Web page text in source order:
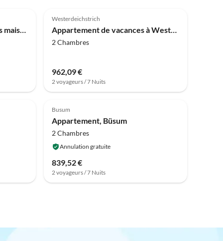
Maison de vacances 4 etoiles maison de vacances a FRIEDRICHKOOG
Westerdeichstrich
Appartement de vacances à Westerdeichstrich
2 Chambres
962,09 €
2 voyageurs / 7 Nuits
Busum
Appartement, Büsum
2 Chambres
Annulation gratuite
839,52 €
2 voyageurs / 7 Nuits